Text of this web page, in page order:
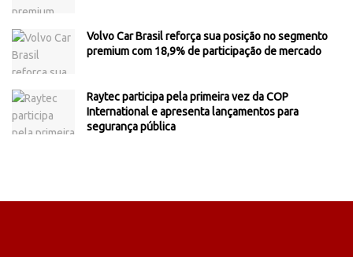
Volvo Car Brasil reforça sua posição no segmento
premium com 18,9% de participação de mercado
Raytec participa pela primeira vez da COP
International e apresenta lançamentos para
segurança pública